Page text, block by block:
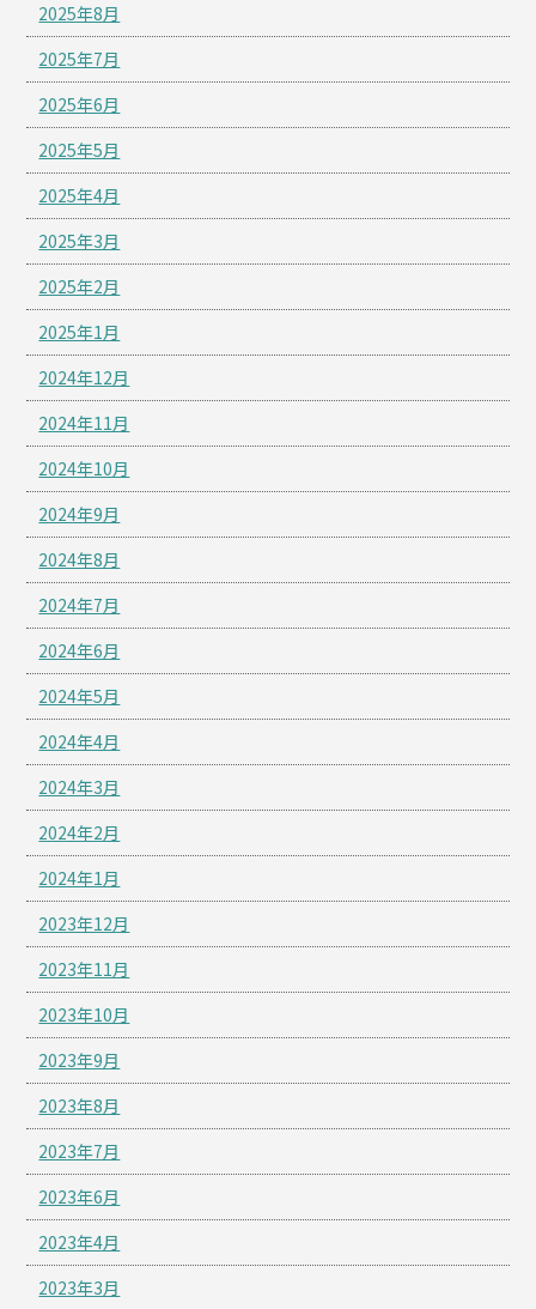
2025年8月
2025年7月
2025年6月
2025年5月
2025年4月
2025年3月
2025年2月
2025年1月
2024年12月
2024年11月
2024年10月
2024年9月
2024年8月
2024年7月
2024年6月
2024年5月
2024年4月
2024年3月
2024年2月
2024年1月
2023年12月
2023年11月
2023年10月
2023年9月
2023年8月
2023年7月
2023年6月
2023年4月
2023年3月